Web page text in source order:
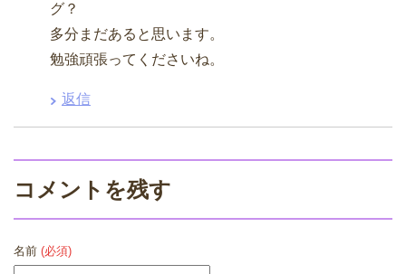
グ？
多分まだあると思います。
勉強頑張ってくださいね。
返信
コメントを残す
名前 (必須)